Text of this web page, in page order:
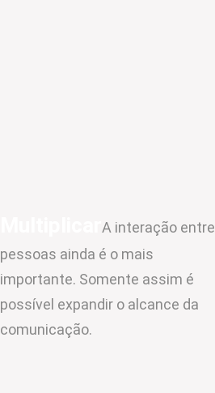
A interação entre
pessoas ainda é o mais
importante. Somente assim é
possível expandir o alcance da
comunicação.